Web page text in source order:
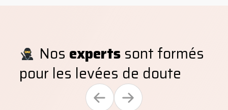
Nos expertssont formés
pour les levées de doute